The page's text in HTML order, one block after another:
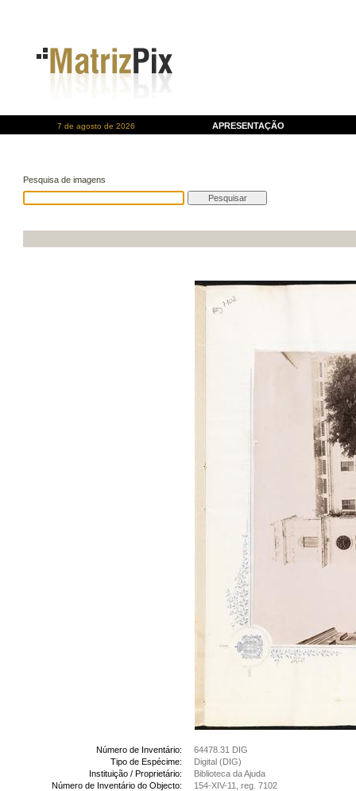
7 de agosto de 2026 APRESENTAÇÃO
Pesquisa de imagens
Número de Inventário:
64478.31 DIG
Tipo de Espécime:
Digital (DIG)
Instituição / Proprietário:
Biblioteca da Ajuda
Número de Inventário do Objecto:
154-XIV-11, reg. 7102